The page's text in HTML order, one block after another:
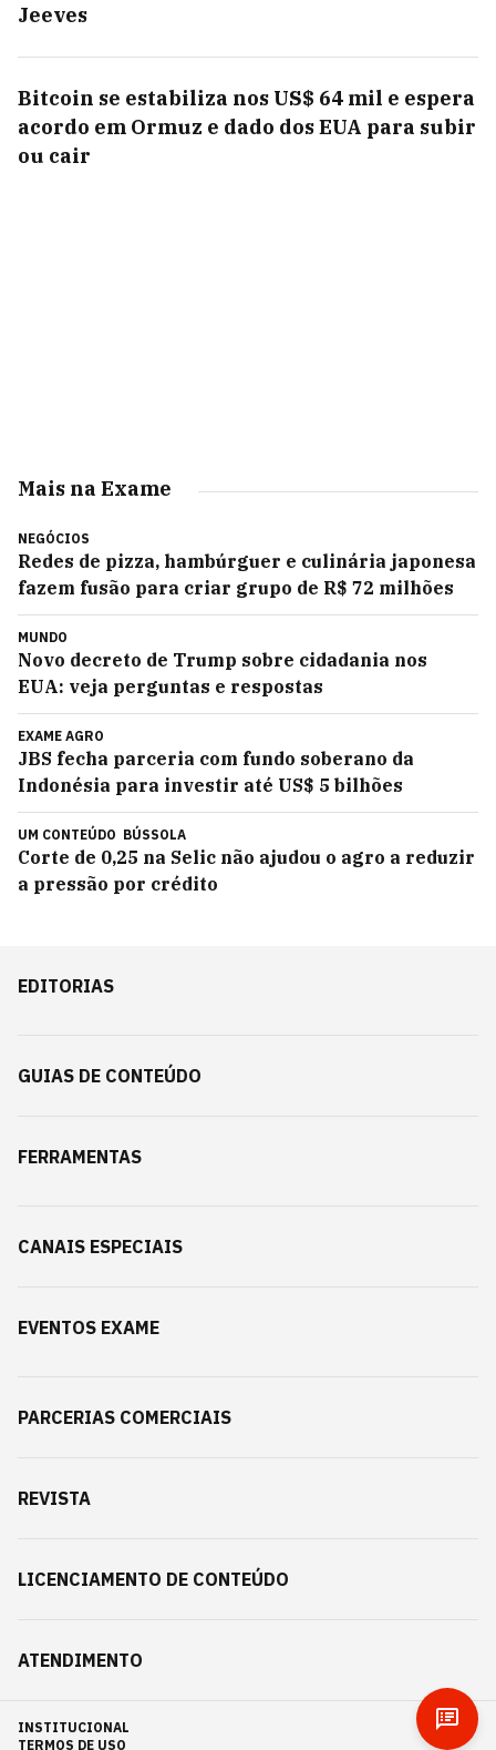
Jeeves
Bitcoin se estabiliza nos US$ 64 mil e espera
acordo em Ormuz e dado dos EUA para subir
ou cair
Mais na Exame
NEGÓCIOS
Redes de pizza, hambúrguer e culinária japonesa
fazem fusão para criar grupo de R$ 72 milhões
MUNDO
Novo decreto de Trump sobre cidadania nos
EUA: veja perguntas e respostas
EXAME AGRO
JBS fecha parceria com fundo soberano da
Indonésia para investir até US$ 5 bilhões
UM CONTEÚDO BÚSSOLA
Corte de 0,25 na Selic não ajudou o agro a reduzir
a pressão por crédito
EDITORIAS
GUIAS DE CONTEÚDO
FERRAMENTAS
CANAIS ESPECIAIS
EVENTOS EXAME
PARCERIAS COMERCIAIS
REVISTA
LICENCIAMENTO DE CONTEÚDO
ATENDIMENTO
INSTITUCIONAL
TERMOS DE USO